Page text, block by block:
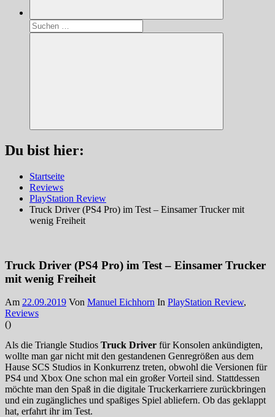
Suchen
nach:
Suchen
Du bist hier:
Startseite
Reviews
PlayStation Review
Truck Driver (PS4 Pro) im Test – Einsamer Trucker mit
wenig Freiheit
Truck Driver (PS4 Pro) im Test – Einsamer Trucker
mit wenig Freiheit
Am 22.09.2019 Von Manuel Eichhorn In PlayStation Review,
Reviews
()
Als die Triangle Studios Truck Driver für Konsolen ankündigten,
wollte man gar nicht mit den gestandenen Genregrößen aus dem
Hause SCS Studios in Konkurrenz treten, obwohl die Versionen für
PS4 und Xbox One schon mal ein großer Vorteil sind. Stattdessen
möchte man den Spaß in die digitale Truckerkarriere zurückbringen
und ein zugängliches und spaßiges Spiel abliefern. Ob das geklappt
hat, erfahrt ihr im Test.